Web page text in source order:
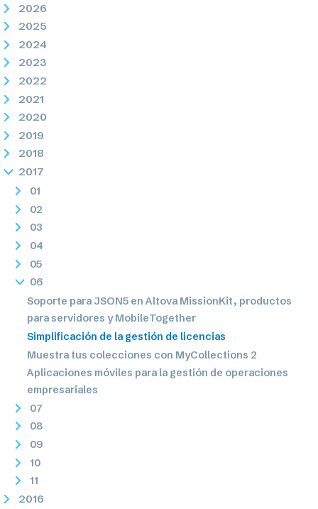
2026
2025
2024
2023
2022
2021
2020
2019
2018
2017
01
02
03
04
05
06
Soporte para JSON5 en Altova MissionKit, productos
para servidores y MobileTogether
Simplificación de la gestión de licencias
Muestra tus colecciones con MyCollections 2
Aplicaciones móviles para la gestión de operaciones
empresariales
07
08
09
10
11
2016